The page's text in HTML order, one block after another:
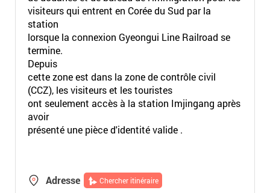
visiteurs qui entrent en Corée du Sud par la
station
lorsque la connexion Gyeongui Line Railroad se
termine.
Depuis
cette zone est dans la zone de contrôle civil
(CCZ), les visiteurs et les touristes
ont seulement accès à la station Imjingang après
avoir
présenté une pièce d'identité valide .
Adresse Chercher itinéraire